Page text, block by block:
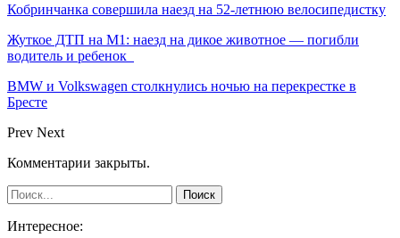
Кобринчанка совершила наезд на 52-летнюю велосипедистку
Жуткое ДТП на М1: наезд на дикое животное — погибли
водитель и ребенок
BMW и Volkswagen столкнулись ночью на перекрестке в
Бресте
Prev Next
Комментарии закрыты.
Интересное: